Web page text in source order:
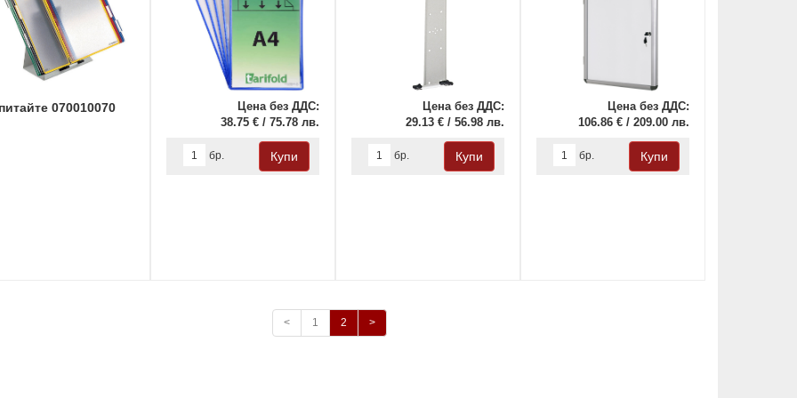
070010070
Цена без ДДС:
38.75 € / 75.78 лв.
бр.
Цена без ДДС:
29.13 € / 56.98 лв.
бр.
Цена без ДДС:
106.86 € / 209.00 лв.
бр.
< 1 2 >